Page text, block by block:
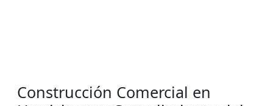
Construcción Comercial en